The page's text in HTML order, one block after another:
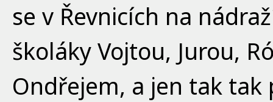
se v Řevnicích na
školáky Vojtou, Jurou,
Ondřejem, a jen tak